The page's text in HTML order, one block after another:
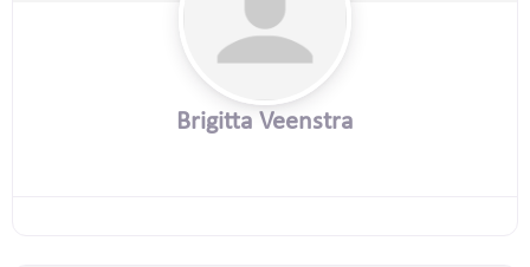
Brigitta Veenstra